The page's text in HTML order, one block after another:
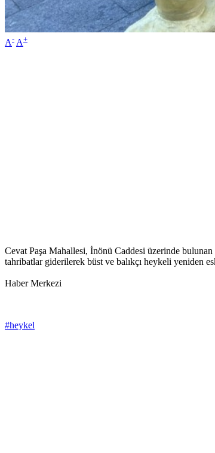
A- A+
Cevat Paşa Mahallesi, İnönü Caddesi üzerinde
tahribatlar giderilerek büst ve balıkçı heykeli yeniden
Haber Merkezi
#heykel